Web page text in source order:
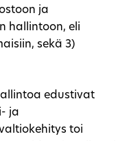
ja
hallintoon, eli
sekä 3)
edustivat
ja
toi